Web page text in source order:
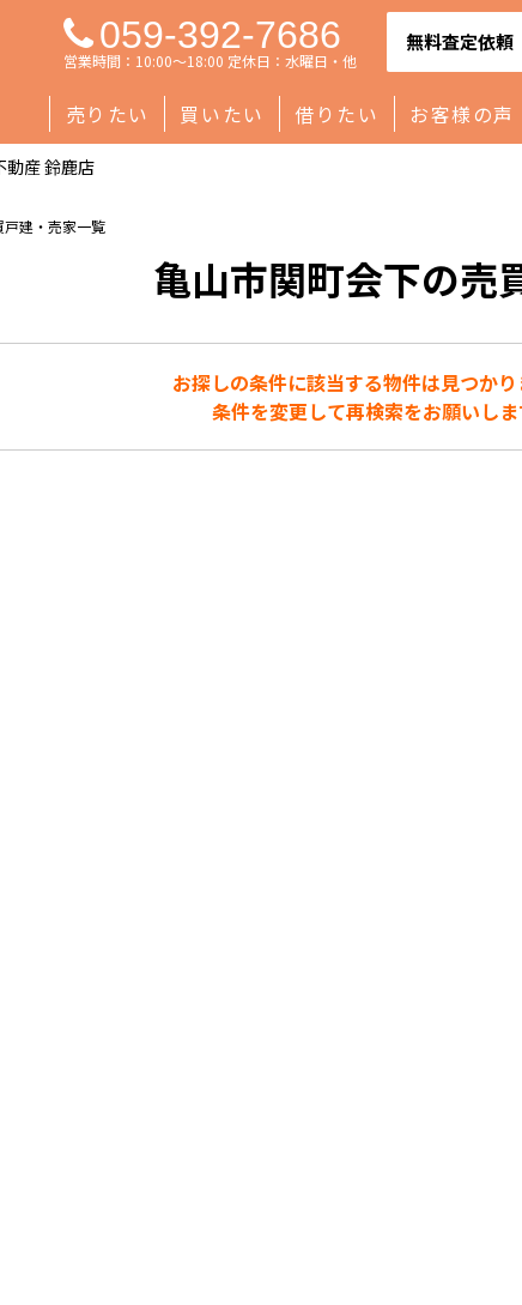
059-392-7686
営業時間：10:00～18:00 定休日：水曜日・他
無料査定依頼
売りたい 買いたい 借りたい お客様の声
動産 鈴鹿店
建・売家一覧
亀山市関町会下の売
お探しの条件に該当する物件は見つか
条件を変更して再検索をお願いしま